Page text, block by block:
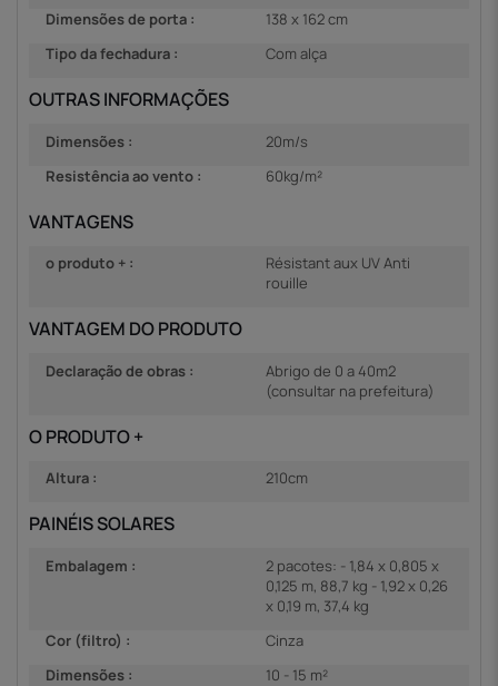
Dimensões de porta :
138 x 162 cm
Tipo da fechadura :
Com alça
OUTRAS INFORMAÇÕES
Dimensões :
20m/s
Resistência ao vento :
60kg/m²
VANTAGENS
o produto + :
Résistant aux UV Anti
rouille
VANTAGEM DO PRODUTO
Declaração de obras :
Abrigo de 0 a 40m2
(consultar na prefeitura)
O PRODUTO +
Altura : 210cm
PAINÉIS SOLARES
Embalagem :
2 pacotes: - 1,84 x 0,805 x
0,125 m, 88,7 kg - 1,92 x 0,26
x 0,19 m, 37,4 kg
Cor (filtro) :
Cinza
Dimensões :
10 - 15 m²